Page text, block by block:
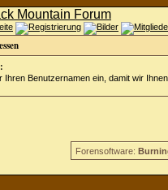
Ihren Benutzernamen ein, damit wir
Forensoftware: